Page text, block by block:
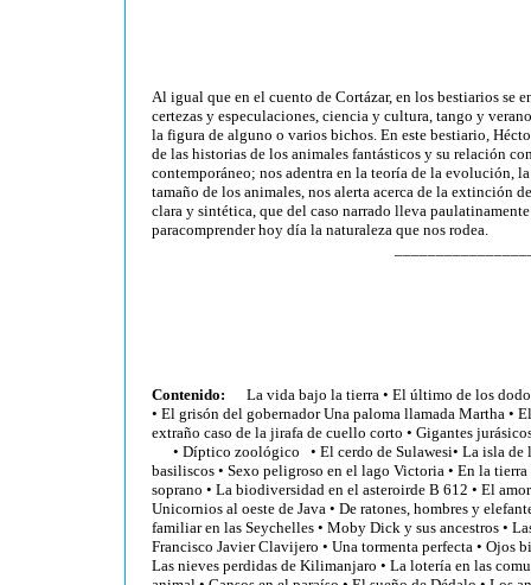
Al igual que en el cuento de Cortázar, en los bestiarios se
certezas y especulaciones, ciencia y cultura, tango y
la figura de alguno o varios bichos. En este bestiario,
de las historias de los animales fantásticos y su relación
contemporáneo; nos adentra en la teoría de la evolución,
tamaño de los animales, nos alerta acerca de la extinción
clara y sintética, que del caso narrado lleva
paracomprender hoy día la naturaleza que nos rodea.
Contenido:
La vida bajo la tierra • El último de los
• El grisón del gobernador Una paloma llamada Martha •
extraño caso de la jirafa de cuello corto • Gigantes
• Díptico zoológico • El cerdo de Sulawesi• La isla de
basiliscos • Sexo peligroso en el lago Victoria • En la
soprano • La biodiversidad en el asteroirde B 612 • El
Unicornios al oeste de Java • De ratones, hombres y
familiar en las Seychelles • Moby Dick y sus ancestros •
Francisco Javier Clavijero • Una tormenta perfecta • Ojos
Las nieves perdidas de Kilimanjaro • La lotería en las